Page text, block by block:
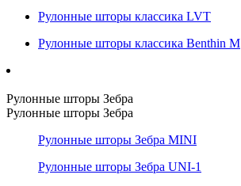
Рулонные шторы классика LVT
Рулонные шторы классика Benthin M
Рулонные шторы Зебра
Рулонные шторы Зебра
Рулонные шторы Зебра MINI
Рулонные шторы Зебра UNI-1